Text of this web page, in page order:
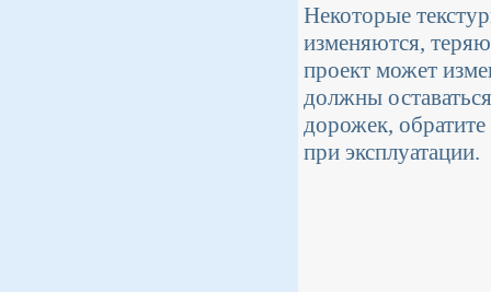
Некоторые
изменяются,
проект может
должны
дорожек,
при эксплуатации.